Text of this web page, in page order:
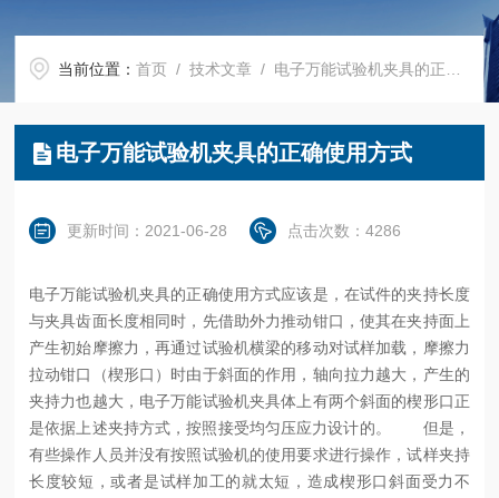
当前位置：首页 /技术文章 / 电子万能试验机夹具的正确使用方式
电子万能试验机夹具的正确使用方式
更新时间：2021-06-28 点击次数：4286
电子万能试验机夹具的正确使用方式应该是，在试件的夹持长度
与夹具齿面长度相同时，先借助外力推动钳口，使其在夹持面上
产生初始摩擦力，再通过试验机横梁的移动对试样加载，摩擦力
拉动钳口（楔形口）时由于斜面的作用，轴向拉力越大，产生的
夹持力也越大，电子万能试验机夹具体上有两个斜面的楔形口正
是依据上述夹持方式，按照接受均匀压应力设计的。
但是，
有些操作人员并没有按照试验机的使用要求进行操作，试样夹持
长度较短，或者是试样加工的就太短，造成楔形口斜面受力不